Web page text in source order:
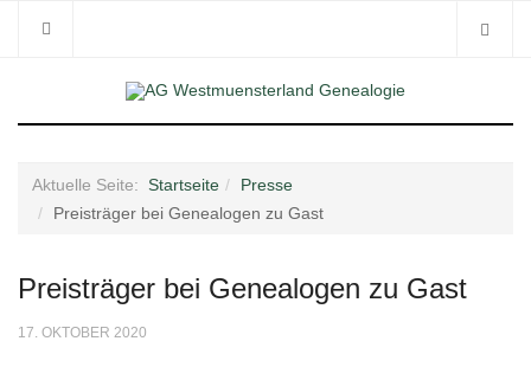
Aktuelle Seite: Startseite
Presse
Preisträger bei Genealogen zu Gast
Preisträger bei Genealogen zu Gast
17. OKTOBER 2020